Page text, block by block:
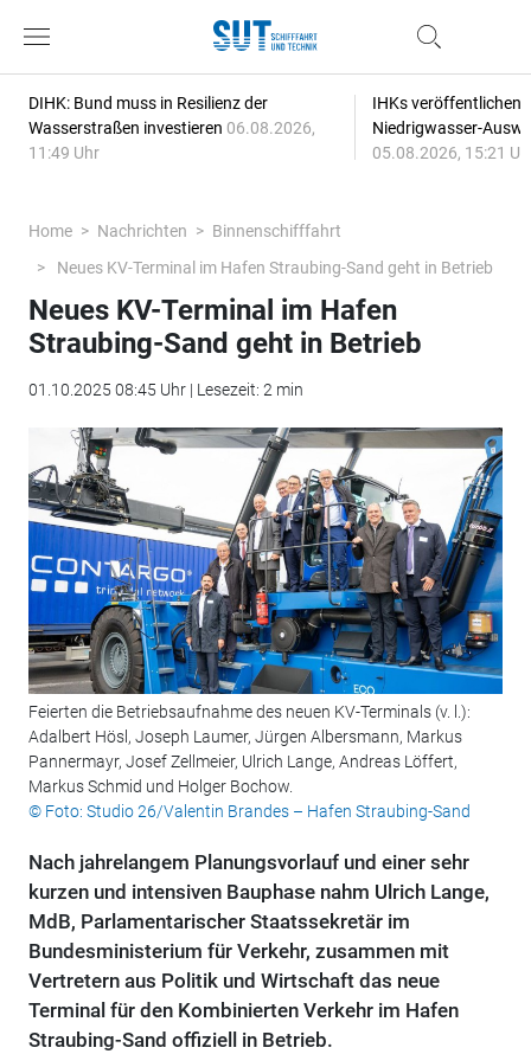
DIHK: Bund muss in Resilienz der
Wasserstraßen investieren 06.08.2026,
11:49 Uhr
IHKs veröffentlichen
Niedrigwasser-
05.08.2026, 15:21
Home Nachrichten
Binnenschifffahrt
Neues KV-Terminal im Hafen Straubing-Sand geht in Betrieb
Neues KV-Terminal im Hafen
Straubing-Sand geht in Betrieb
01.10.2025 08:45 Uhr | Lesezeit: 2 min
Feierten die Betriebsaufnahme des neuen KV-Terminals (v. l.):
Adalbert Hösl, Joseph Laumer, Jürgen Albersmann, Markus
Pannermayr, Josef Zellmeier, Ulrich Lange, Andreas Löffert,
Markus Schmid und Holger Bochow.
© Foto: Studio 26/Valentin Brandes – Hafen Straubing-Sand
Nach jahrelangem Planungsvorlauf und einer sehr
kurzen und intensiven Bauphase nahm Ulrich Lange,
MdB, Parlamentarischer Staatssekretär im
Bundesministerium für Verkehr, zusammen mit
Vertretern aus Politik und Wirtschaft das neue
Terminal für den Kombinierten Verkehr im Hafen
Straubing-Sand offiziell in Betrieb.